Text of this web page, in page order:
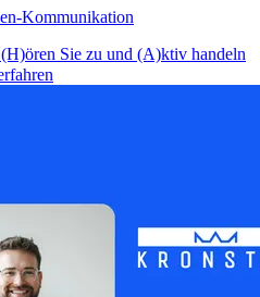
Kommunikation
Sie zu und (A)ktiv handeln